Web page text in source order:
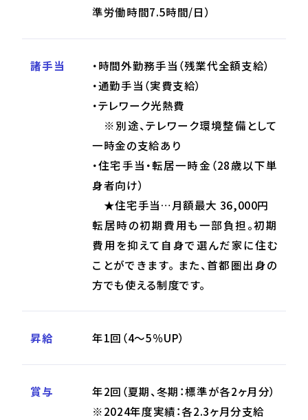
準労働時間7.5時間/日）
諸手当
・時間外勤務手当（残業代全額支給）
・通勤手当（実費支給）
・テレワーク光熱費
※別途、テレワーク環境整備として
一時金の支給あり
・住宅手当・転居一時金（28歳以下単
身者向け）
★住宅手当…月額最大 36,000円
転居時の初期費用も一部負担。初期
費用を抑えて自身で選んだ家に住む
ことができます。 また、首都圏出身の
方でも使える制度です。
昇給 年1回（4～5％UP）
賞与
年2回（夏期、冬期：標準が各2ヶ月分）
※2024年度実績：各2.3ヶ月分支給